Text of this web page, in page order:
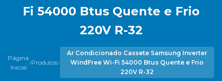
Fi 54000 Btus Quente e Frio
220V R-32
Página
Inicial ›Produtos›
Ar Condicionado Cassete Samsung Inverter
WindFree Wi-Fi 54000 Btus Quente e Frio
220V R-32